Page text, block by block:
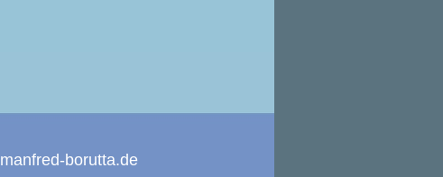
manfred-borutta.de